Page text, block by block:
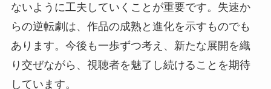
ないように工夫していくことが重要です。失速か
らの逆転劇は、作品の成熟と進化を示すものでも
あります。今後も一歩ずつ考え、新たな展開を織
り交ぜながら、視聴者を魅了し続けることを期待
しています。